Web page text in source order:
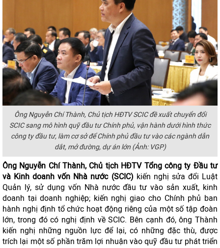
Ông Nguyễn Chí Thành, Chủ tịch HĐTV SCIC đề xuất chuyển đổi
SCIC sang mô hình quỹ đầu tư Chính phủ, vận hành dưới hình thức
công ty đầu tư, làm cơ sở để Chính phủ đầu tư vào các ngành dẫn
dắt, mở đường, dự án lớn (Ảnh: VGP)
Ông Nguyễn Chí Thành, Chủ tịch HĐTV Tổng công ty Đầu tư
và Kinh doanh vốn Nhà nước (SCIC) kiến nghị sửa đổi Luật
Quản lý, sử dụng vốn Nhà nước đầu tư vào sản xuất, kinh
doanh tại doanh nghiệp; kiến nghị giao cho Chính phủ ban
hành nghị định tổ chức hoạt động riêng của một số tập đoàn
lớn, trong đó có nghị định về SCIC. Bên cạnh đó, ông Thành
kiến nghị những nguồn lực để lại, có những đặc thù, được
trích lại một số phần trăm lợi nhuận vào quỹ đầu tư phát triển